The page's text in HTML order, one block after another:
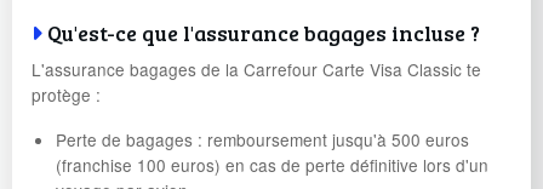
Qu'est-ce que l'assurance bagages incluse ?
L'assurance bagages de la Carrefour Carte Visa Classic te
protège :
Perte de bagages : remboursement jusqu'à 500 euros
(franchise 100 euros) en cas de perte définitive lors d'un